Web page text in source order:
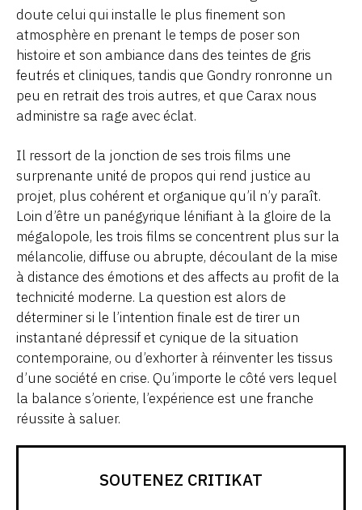
doute celui qui installe le plus finement son
atmosphère en prenant le temps de poser son
histoire et son ambiance dans des teintes de gris
feutrés et cliniques, tandis que Gondry ronronne un
peu en retrait des trois autres, et que Carax nous
administre sa rage avec éclat.
Il ressort de la jonction de ses trois films une
surprenante unité de propos qui rend justice au
projet, plus cohérent et organique qu’il n’y paraît.
Loin d’être un panégyrique lénifiant à la gloire de la
mégalopole, les trois films se concentrent plus sur la
mélancolie, diffuse ou abrupte, découlant de la mise
à distance des émotions et des affects au profit de la
technicité moderne. La question est alors de
déterminer si le l’intention finale est de tirer un
instantané dépressif et cynique de la situation
contemporaine, ou d’exhorter à réinventer les tissus
d’une société en crise. Qu’importe le côté vers lequel
la balance s’oriente, l’expérience est une franche
réussite à saluer.
SOUTENEZ CRITIKAT